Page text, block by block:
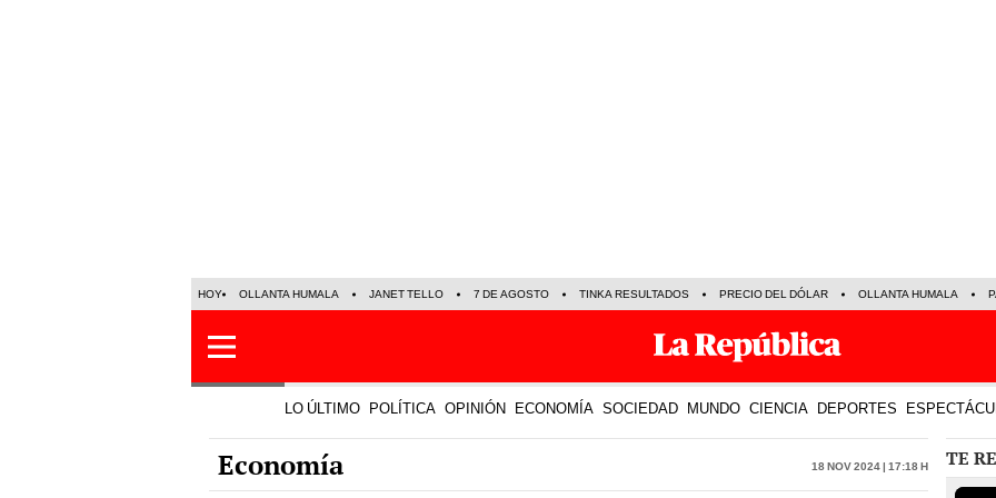
HOY OLLANTA HUMALA JANET TELLO 7 DE AGOSTO TINKA RESULTADOS PRECIO DEL DÓLAR OLLANTA HUMALA
LO ÚLTIMO POLÍTICA OPINIÓN ECONOMÍA SOCIEDAD MUNDO CIENCIA DEPORTES
Economía 18 Nov 2024 | 17:18 h TE